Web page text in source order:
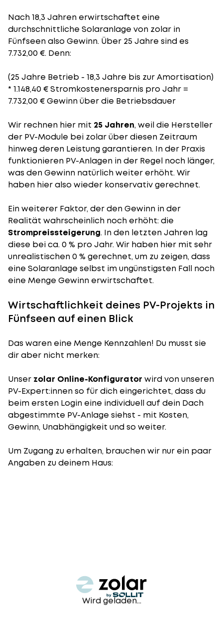
Nach 18,3 Jahren erwirtschaftet eine
durchschnittliche Solaranlage von zolar in
Fünfseen also Gewinn. Über 25 Jahre sind es
7.732,00 €. Denn:
(25 Jahre Betrieb - 18,3 Jahre bis zur Amortisation)
* 1.148,40 € Stromkostenersparnis pro Jahr =
7.732,00 € Gewinn über die Betriebsdauer
Wir rechnen hier mit 25 Jahren, weil die Hersteller
der PV-Module bei zolar über diesen Zeitraum
hinweg deren Leistung garantieren. In der Praxis
funktionieren PV-Anlagen in der Regel noch länger,
was den Gewinn natürlich weiter erhöht. Wir
haben hier also wieder konservativ gerechnet.
Ein weiterer Faktor, der den Gewinn in der
Realität wahrscheinlich noch erhöht: die
Strompreissteigerung. In den letzten Jahren lag
diese bei ca. 0 % pro Jahr. Wir haben hier mit sehr
unrealistischen 0 % gerechnet, um zu zeigen, dass
eine Solaranlage selbst im ungünstigsten Fall noch
eine Menge Gewinn erwirtschaftet.
Wirtschaftlichkeit deines PV-Projekts in
Fünfseen auf einen Blick
Das waren eine Menge Kennzahlen! Du musst sie
dir aber nicht merken:
Unser zolar Online-Konfigurator wird von unseren
PV-Expert:innen so für dich eingerichtet, dass du
beim ersten Login eine individuell auf dein Dach
abgestimmte PV-Anlage siehst - mit Kosten,
Gewinn, Unabhängigkeit und so weiter.
Um Zugang zu erhalten, brauchen wir nur ein paar
Angaben zu deinem Haus:
Wird geladen...